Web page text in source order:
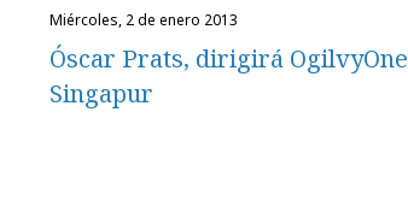
miércoles, 2 de enero 2013
Óscar Prats, dirigirá OgilvyOne
Singapur